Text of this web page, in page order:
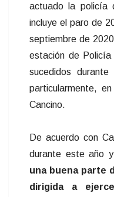
actuado la policía
incluye el paro de
septiembre de
estación de
sucedidos
particularmente,
Cancino.
De acuerdo con
durante este año
una buena parte
dirigida a